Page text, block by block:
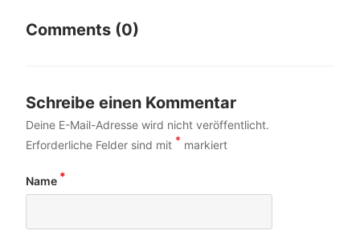
Comments (0)
Schreibe einen Kommentar
Deine E-Mail-Adresse wird nicht veröffentlicht.
Erforderliche Felder sind mit * markiert
Name *